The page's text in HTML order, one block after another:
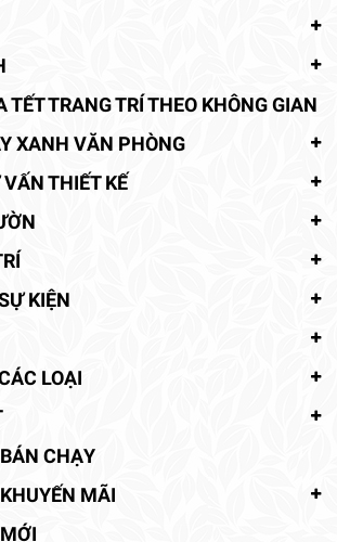
TẾT TRANG TRÍ THEO KHÔNG GIAN
XANH VĂN PHÒNG
THIẾT KẾ
KIỆN
LOẠI
CHẠY
MÃI